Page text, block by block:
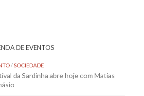
DE EVENTOS
/SOCIEDADE
da Sardinha abre hoje com Matias